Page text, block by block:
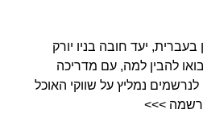
בעברית, יעד חובה בניו יורק
להבין למה, עם מדריכה
לנרשמים נמליץ על שווקי האוכל
>>>